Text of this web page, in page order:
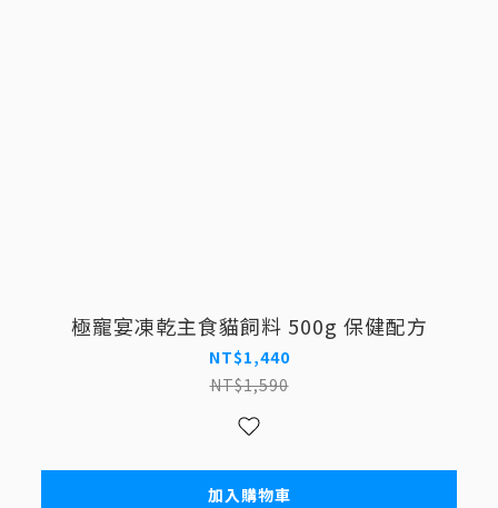
極寵宴凍乾主食貓飼料 500g 保健配方
NT$1,440
NT$1,590
加入購物車